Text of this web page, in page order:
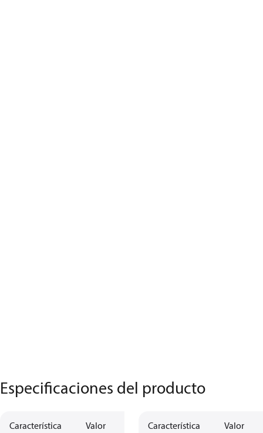
Especificaciones del producto
Característica Valor Característica Valor